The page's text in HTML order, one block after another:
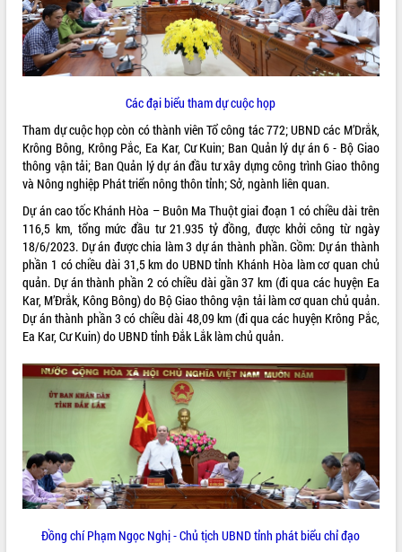
ĐIỂM TIN VĂN BẢN
QUY HOẠCH - KẾ HOẠCH
Các đại biểu tham dự cuộc họp
Tham dự cuộc họp còn có thành viên Tổ công tác 772; UBND các M’Drắk,
Krông Bông, Krông Pắc, Ea Kar, Cư Kuin; Ban Quản lý dự án 6 - Bộ Giao
thông vận tải; Ban Quản lý dự án đầu tư xây dựng công trình Giao thông
và Nông nghiệp Phát triển nông thôn tỉnh; Sở, ngành liên quan.
Dự án cao tốc Khánh Hòa – Buôn Ma Thuột giai đoạn 1 có chiều dài trên
116,5 km, tổng mức đầu tư 21.935 tỷ đồng, được khởi công từ ngày
18/6/2023. Dự án được chia làm 3 dự án thành phần. Gồm: Dự án thành
phần 1 có chiều dài 31,5 km do UBND tỉnh Khánh Hòa làm cơ quan chủ
quản. Dự án thành phần 2 có chiều dài gần 37 km (đi qua các huyện Ea
Kar, M’Đrắk, Kông Bông) do Bộ Giao thông vận tải làm cơ quan chủ quản.
Dự án thành phần 3 có chiều dài 48,09 km (đi qua các huyện Krông Pắc,
Ea Kar, Cư Kuin) do UBND tỉnh Đắk Lắk làm chủ quản.
Đồng chí Phạm Ngọc Nghị - Chủ tịch UBND tỉnh phát biểu chỉ đạo